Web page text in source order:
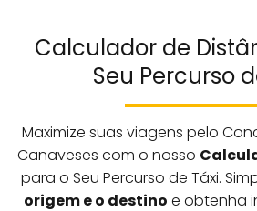
Calculador de
Seu Percurso
Maximize suas viagens pelo
Canaveses com o nosso
para o Seu Percurso de Táxi.
origem e o destino e obtenha